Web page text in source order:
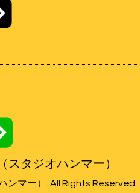
スタジオハンマー）
ンマー） . All Rights Reserved.